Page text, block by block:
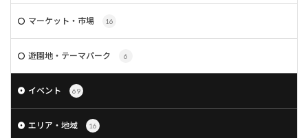
マーケット・市場 16
遊園地・テーマパーク 6
イベント 69
エリア・地域 16